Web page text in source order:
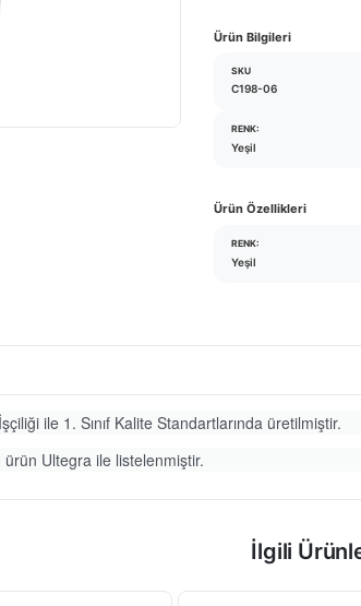
Ürün Bilgileri
SKU
C198-06
RENK:
Yeşil
Ürün Özellikleri
RENK:
Yeşil
ile 1. Sınıf Kalite Standartlarında üretilmiştir.
ürün Ultegra ile listelenmiştir.
İlgili